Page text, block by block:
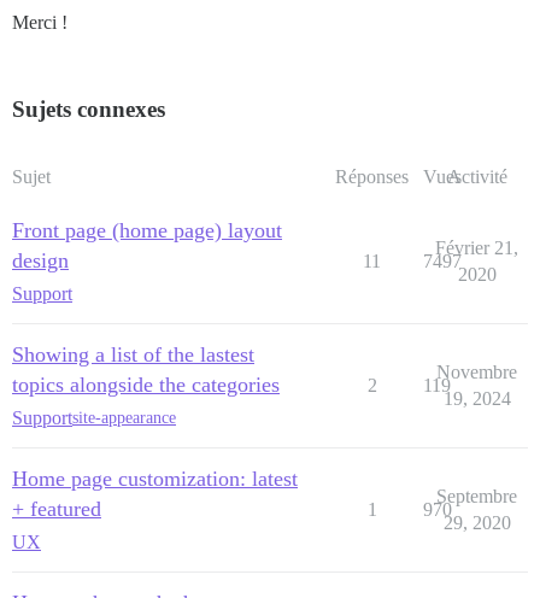
Merci !
Sujets connexes
Sujet Réponses VuesActivité
Front page (home page) layout
design
Support
11 7497
Février 21,
2020
Showing a list of the lastest
topics alongside the categories
Supportsite-appearance
2 119
Novembre
19, 2024
Home page customization: latest
+ featured
UX
1 970
Septembre
29, 2020